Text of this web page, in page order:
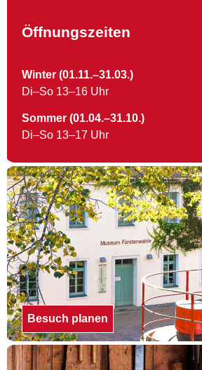
Öffnungszeiten
Winter (01.11.–31.03.)
Di–So 13–16 Uhr
Sommer (01.04.–31.10.)
Di–So 13–17 Uhr
Besuch planen